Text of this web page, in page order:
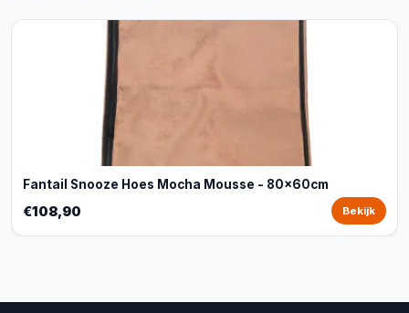
Fantail Snooze Hoes Mocha Mousse - 80x60cm
€108,90 Bekijk